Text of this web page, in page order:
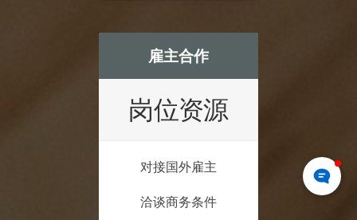
雇主合作
岗位资源
对接国外雇主
洽谈商务条件